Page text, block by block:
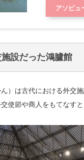
認する
アソビュ
設だった鴻臚館
）は古代における外交
使節や商人をもてなす